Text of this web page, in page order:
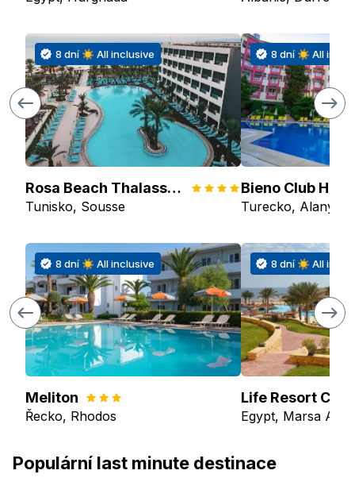
8 dní ☀ All inclusive
Rosa Beach Thalasso & Spa
Tunisko, Sousse
8 dní ☀ All
Bieno Club
Turecko, Alanya
8 dní ☀ All inclusive
Meliton
Řecko, Rhodos
8 dní ☀ All
Life Resort
Egypt, Marsa Alam
Populární last minute destinace